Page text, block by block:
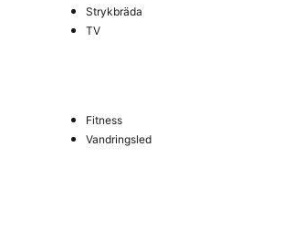
Strykbräda
TV
Fitness
Vandringsled